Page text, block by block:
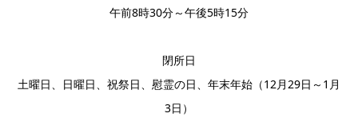
午前8時30分～午後5時15分
閉所日
土曜日、日曜日、祝祭日、慰霊の日、年末年始（12月29日～1月
3日）